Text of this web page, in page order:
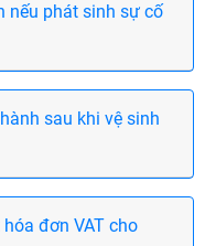
nếu phát sinh sự cố
sau khi vệ sinh
đơn VAT cho